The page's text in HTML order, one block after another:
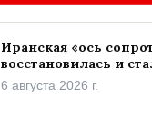
Иранская «ось
восстановилась и
6 августа 2026 г.